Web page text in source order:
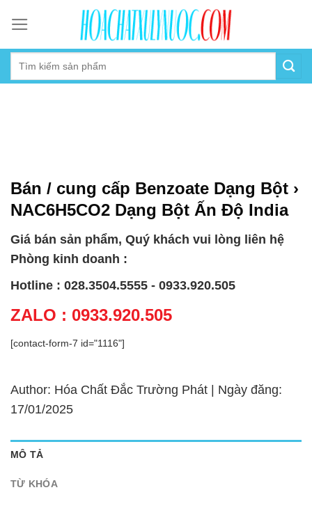
content
Bán / cung cấp Benzoate Dạng Bột ›
NAC6H5CO2 Dạng Bột Ấn Độ India
Giá bán sản phẩm, Quý khách vui lòng liên hệ
Phòng kinh doanh :
Hotline : 028.3504.5555 - 0933.920.505
ZALO : 0933.920.505
[contact-form-7 id="1116"]
Author: Hóa Chất Đắc Trường Phát | Ngày đăng:
17/01/2025
MÔ TẢ
TỪ KHÓA